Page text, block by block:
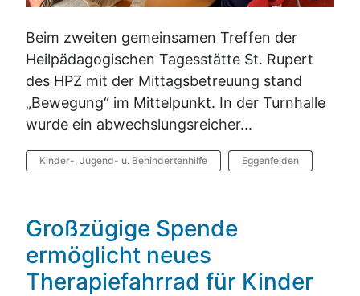
Beim zweiten gemeinsamen Treffen der
Heilpädagogischen Tagesstätte St. Rupert
des HPZ mit der Mittagsbetreuung stand
„Bewegung“ im Mittelpunkt. In der Turnhalle
wurde ein abwechslungsreicher...
Kinder-, Jugend- u. Behindertenhilfe Eggenfelden
Großzügige Spende
ermöglicht neues
Therapiefahrrad für Kinder